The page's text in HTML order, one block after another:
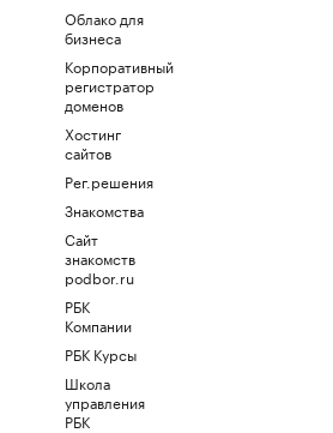
Облако для
бизнеса
Корпоративный
регистратор
доменов
Хостинг
сайтов
Рег.решения
Знакомства
Сайт
знакомств
podbor.ru
РБК
Компании
РБК Курсы
Школа
управления
РБК